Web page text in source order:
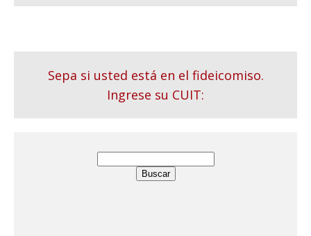
Sepa si usted está en el fideicomiso.
Ingrese su CUIT: